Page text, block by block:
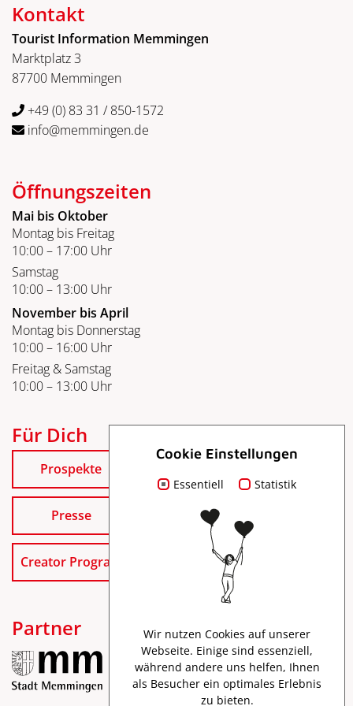
Kontakt
Tourist Information Memmingen
Marktplatz 3
87700 Memmingen
+49 (0) 83 31 / 850-1572
info@memmingen.de
Öffnungszeiten
Mai bis Oktober
Montag bis Freitag
10:00 – 17:00 Uhr
Samstag
10:00 – 13:00 Uhr
November bis April
Montag bis Donnerstag
10:00 – 16:00 Uhr
Freitag & Samstag
10:00 – 13:00 Uhr
Für Dich
Prospekte
Presse
Creator Program
Partner
Cookie Einstellungen
Essentiell Statistik
Wir nutzen Cookies auf unserer
Webseite. Einige sind essenziell,
während andere uns helfen, Ihnen
als Besucher ein optimales Erlebnis
zu bieten.